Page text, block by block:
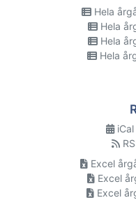
Hela
Hela
Hela
Hela
iCal
Excel
Excel
Excel